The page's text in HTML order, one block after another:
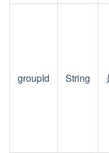
groupId String